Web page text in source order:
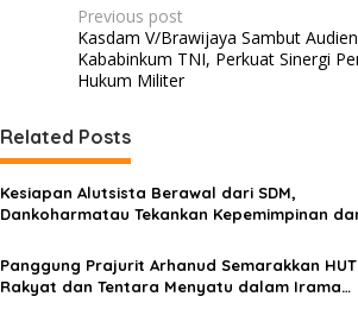
P
o
s
t
n
a
v
i
g
Previous post
Kasdam V/Brawijaya Sambut
Kababinkum TNI, Perkuat Sinergi
Hukum Militer
Related Posts
Kesiapan Alutsista Berawal dari SDM,
Dankoharmatau Tekankan Kepemimpinan
Panggung Prajurit Arhanud Semarakkan
Rakyat dan Tentara Menyatu dalam Irama